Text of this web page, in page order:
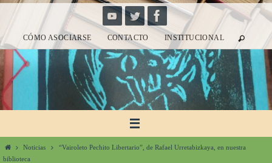
contenidoCÓMO ASOCIARSE CONTACTO INSTITUCIONAL
InicioNoticias
“Vairoleto Pechito Libertario”, de Rafael Urretabizkaya, en nuestra
biblioteca